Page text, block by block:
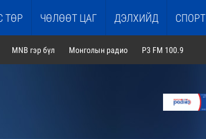
ТӨР ЧӨЛӨӨТ ЦАГ ДЭЛХИЙД СПОРТ
MNB гэр бүл Монголын радио P3 FM 100.9